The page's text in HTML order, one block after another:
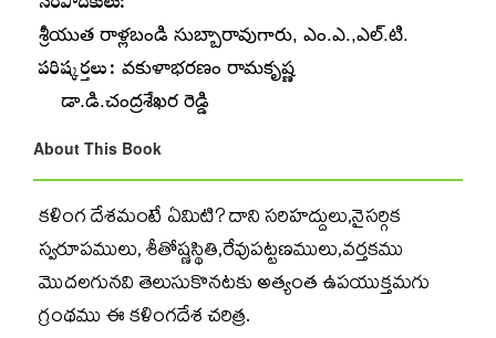
శ్రీయుత రాళ్లబండి సుబ్బారావుగారు, ఎం.ఎ.,ఎల్.టి.
పరిష్కర్తలు : వకుళాభరణం రామకృష్ణ
డా.డి.చంద్రశేఖర రెడ్డి
About This Book
కళింగ దేశమంటే ఏమిటి? దాని సరిహద్దులు,నైసర్గిక
స్వరూపములు, శీతోష్ణస్థితి,రేవుపట్టణములు,వర్తకము
మొదలగునవి తెలుసుకొనటకు అత్యంత ఉపయుక్తమగు
గ్రంథము ఈ కళింగదేశ చరిత్ర.